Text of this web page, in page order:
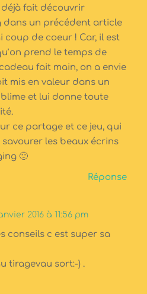
déjà fait découvrir
dans un précédent article
coup de coeur ! Car, il est
prend le temps de
fait main, on a envie
mis en valeur dans un
et lui donne toute
ce partage et ce jeu, qui
savourer les beaux écrins
🙂
Réponse
2016 à 11:56 pm
conseils c est super sa
tiragevau sort:-) .